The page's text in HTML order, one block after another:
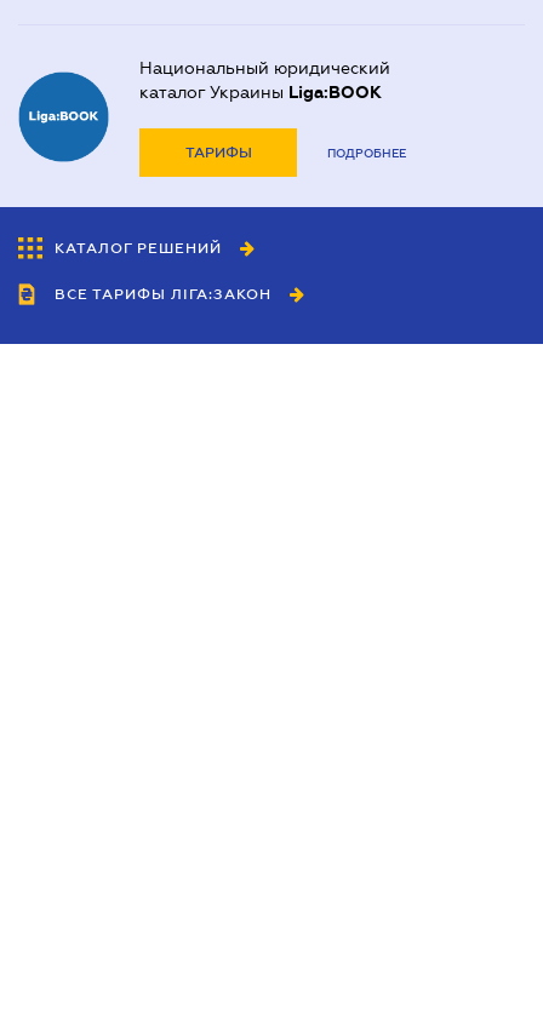
Национальный юридический
каталог Украины Liga:BOOK
ТАРИФЫ ПОДРОБНЕЕ
КАТАЛОГ РЕШЕНИЙ
ВСЕ ТАРИФЫ ЛІГА:ЗАКОН